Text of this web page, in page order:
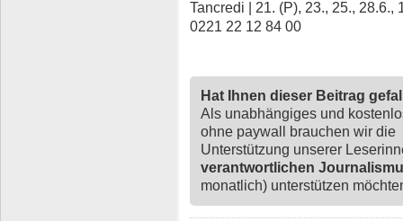
Tancredi | 21. (P), 23., 25., 28.6.,
0221 22 12 84 00
Hat Ihnen dieser Beitrag
Als unabhängiges und
ohne paywall brauchen wir die
Unterstützung unserer
verantwortlichen
monatlich) unterstützen